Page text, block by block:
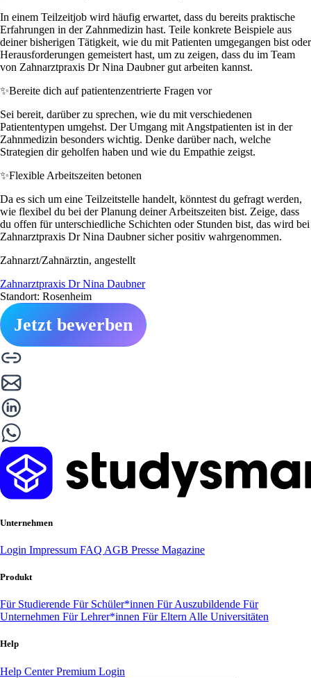
In einem Teilzeitjob wird häufig erwartet, dass du bereits praktische
Erfahrungen in der Zahnmedizin hast. Teile konkrete Beispiele aus
deiner bisherigen Tätigkeit, wie du mit Patienten umgegangen bist oder
Herausforderungen gemeistert hast, um zu zeigen, dass du im Team
von Zahnarztpraxis Dr Nina Daubner gut arbeiten kannst.
✨Bereite dich auf patientenzentrierte Fragen vor
Sei bereit, darüber zu sprechen, wie du mit verschiedenen
Patiententypen umgehst. Der Umgang mit Angstpatienten ist in der
Zahnmedizin besonders wichtig. Denke darüber nach, welche
Strategien dir geholfen haben und wie du Empathie zeigst.
✨Flexible Arbeitszeiten betonen
Da es sich um eine Teilzeitstelle handelt, könntest du gefragt werden,
wie flexibel du bei der Planung deiner Arbeitszeiten bist. Zeige, dass
du offen für unterschiedliche Schichten oder Stunden bist, das wird bei
Zahnarztpraxis Dr Nina Daubner sicher positiv wahrgenommen.
Zahnarzt/Zahnärztin, angestellt
Zahnarztpraxis Dr Nina Daubner
Standort: Rosenheim
Jetzt bewerben
Unternehmen
Login Impressum FAQ AGB Presse Magazine
Produkt
Für Studierende Für Schüler*innen Für Auszubildende Für
Unternehmen Für Lehrer*innen Für Eltern Alle Universitäten
Help
Help CenterPremium Login